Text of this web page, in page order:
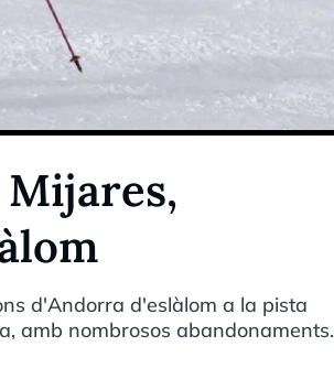
d'Andorra d'eslàlom a la pista
amb nombrosos abandonaments.